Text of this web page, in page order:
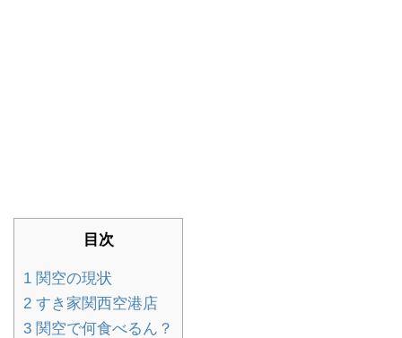
目次
1 関空の現状
2 すき家関西空港店
3 関空で何食べるん？